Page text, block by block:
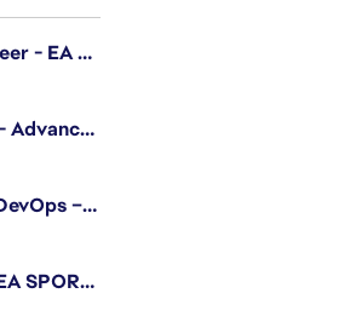
Generalist Software Engineer - EA Sports FC
Senior Software Engineer - Advanced Technology Group
Site Reliability Engineer / DevOps – Localization
.NET Software Engineer - EA SPORTS™ FC